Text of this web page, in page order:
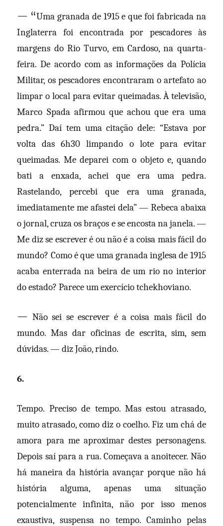
— “Uma granada de 1915 e que foi fabricada na
Inglaterra foi encontrada por pescadores às
margens do Rio Turvo, em Cardoso, na quarta-
feira. De acordo com as informações da Polícia
Militar, os pescadores encontraram o artefato ao
limpar o local para evitar queimadas. À televisão,
Marco Spada afirmou que achou que era uma
pedra.” Daí tem uma citação dele: “Estava por
volta das 6h30 limpando o lote para evitar
queimadas. Me deparei com o objeto e, quando
bati a enxada, achei que era uma pedra.
Rastelando, percebi que era uma granada,
imediatamente me afastei dela”— Rebeca abaixa
o jornal, cruza os braços e se encosta na janela. —
Me diz se escrever é ou não é a coisa mais fácil do
mundo? Como é que uma granada inglesa de 1915
acaba enterrada na beira de um rio no interior
do estado? Parece um exercício tchekhoviano.
— Não sei se escrever é a coisa mais fácil do
mundo. Mas dar oficinas de escrita, sim, sem
dúvidas. — diz João, rindo.
6.
Tempo. Preciso de tempo. Mas estou atrasado,
muito atrasado, como diz o coelho. Fiz um chá de
amora para me aproximar destes personagens.
Depois saí para a rua. Começava a anoitecer. Não
há maneira da história avançar porque não há
história alguma, apenas uma situação
potencialmente infinita, não por isso menos
exaustiva, suspensa no tempo. Caminho pelas